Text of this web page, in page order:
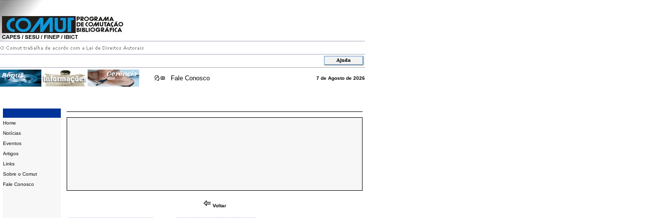
Fale Conosco 7 de Agosto de 2026
Home
Notícias
Eventos
Artigos
Links
Sobre o Comut
Fale Conosco
Voltar